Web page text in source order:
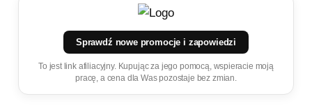
Sprawdź nowe promocje i zapowiedzi
To jest link afiliacyjny. Kupując za jego pomocą, wspieracie moją
pracę, a cena dla Was pozostaje bez zmian.